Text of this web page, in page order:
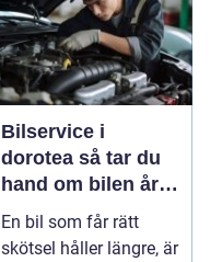
Bilservice i
dorotea så tar du
hand om bilen året
runt
En bil som får rätt
skötsel håller längre, är